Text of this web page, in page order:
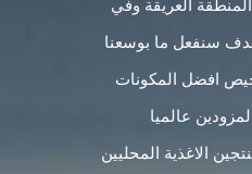
العريقة وفي
سنفعل ما بوسعنا
افضل المكونات
عالميا
الاغذية المحليين